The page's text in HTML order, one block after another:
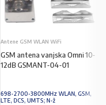
Antene GSM WLAN WiFi
GSM antena vanjska Omni 10-
12dB GSMANT-04-01
698-2700-3800MHz WLAN, GSM,
LTE, DCS, UMTS; N-ž